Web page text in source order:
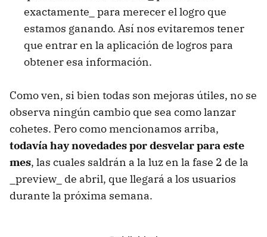
exactamente_ para merecer el logro que
estamos ganando. Así nos evitaremos tener
que entrar en la aplicación de logros para
obtener esa información.
Como ven, si bien todas son mejoras útiles, no se
observa ningún cambio que sea como lanzar
cohetes. Pero como mencionamos arriba,
todavía hay novedades por desvelar para este
mes, las cuales saldrán a la luz en la fase 2 de la
_preview_ de abril, que llegará a los usuarios
durante la próxima semana.